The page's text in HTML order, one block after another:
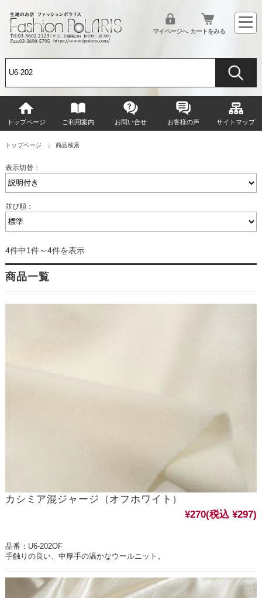
マイページへ カートをみる
トップページ ご利用案内 お問い合せ お客様の声 サイトマップ
トップページ 商品検索
表示切替：
並び順：
4件中1件～4件を表示
商品一覧
カシミア混ジャージ（オフホワイト）
¥270(税込 ¥297)
品番：U6-202OF
手触りの良い、中厚手の温かなウールニット。